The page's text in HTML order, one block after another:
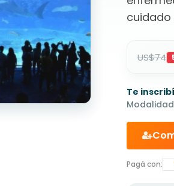
cuidado
US$74
Te
Pagá con: